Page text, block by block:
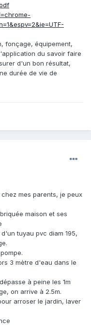
fonçage, équipement,
du savoir faire
d'un bon résultat,
durée de vie de
mes parents, je peux
maison et ses
tuyau pvc diam 195,
3 mètre d'eau dans le
à peine les 1m
on arrive à 2.5m.
arroser le jardin, laver